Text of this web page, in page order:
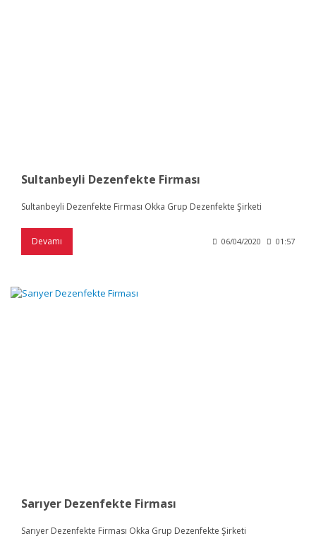
Sultanbeyli Dezenfekte Firması
Sultanbeyli Dezenfekte Firması Okka Grup Dezenfekte Şirketi
Devamı 06/04/2020 01:57
Sarıyer Dezenfekte Firması
Sarıyer Dezenfekte Firması Okka Grup Dezenfekte Şirketi